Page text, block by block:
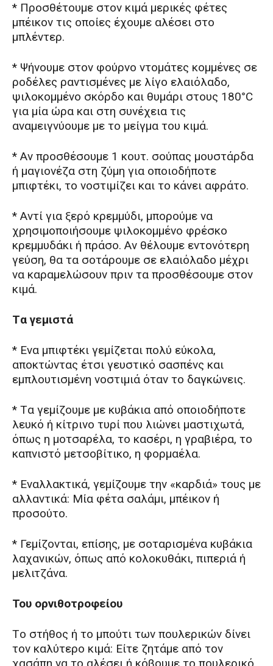
* Προσθέτουμε στον κιμά μερικές φέτες
μπέικον τις οποίες έχουμε αλέσει στο
μπλέντερ.
* Ψήνουμε στον φούρνο ντομάτες κομμένες σε
ροδέλες ραντισμένες με λίγο ελαιόλαδο,
ψιλοκομμένο σκόρδο και θυμάρι στους 180°C
για μία ώρα και στη συνέχεια τις
αναμειγνύουμε με το μείγμα του κιμά.
* Αν προσθέσουμε 1 κουτ. σούπας μουστάρδα
ή μαγιονέζα στη ζύμη για οποιοδήποτε
μπιφτέκι, το νοστιμίζει και το κάνει αφράτο.
* Αντί για ξερό κρεμμύδι, μπορούμε να
χρησιμοποιήσουμε ψιλοκομμένο φρέσκο
κρεμμυδάκι ή πράσο. Αν θέλουμε εντονότερη
γεύση, θα τα σοτάρουμε σε ελαιόλαδο μέχρι
να καραμελώσουν πριν τα προσθέσουμε στον
κιμά.
Tα γεμιστά
* Eνα μπιφτέκι γεμίζεται πολύ εύκολα,
αποκτώντας έτσι γευστικό σασπένς και
εμπλουτισμένη νοστιμιά όταν το δαγκώνεις.
* Tα γεμίζουμε με κυβάκια από οποιοδήποτε
λευκό ή κίτρινο τυρί που λιώνει μαστιχωτά,
όπως η μοτσαρέλα, το κασέρι, η γραβιέρα, το
καπνιστό μετσοβίτικο, η φορμαέλα.
* Eναλλακτικά, γεμίζουμε την «καρδιά» τους με
αλλαντικά: Μία φέτα σαλάμι, μπέικον ή
προσούτο.
* Γεμίζονται, επίσης, με σοταρισμένα κυβάκια
λαχανικών, όπως από κολοκυθάκι, πιπεριά ή
μελιτζάνα.
Του ορνιθοτροφείου
Tο στήθος ή το μπούτι των πουλερικών δίνει
τον καλύτερο κιμά: Eίτε ζητάμε από τον